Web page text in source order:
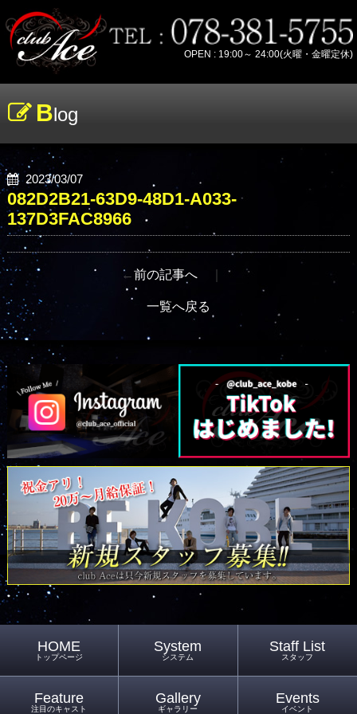
OPEN : 19:00～ 24:00(火曜・金曜定休)
Blog
2023/03/07
082D2B21-63D9-48D1-A033-
137D3FAC8966
←前の記事へ ｜
一覧へ戻る
HOME
トップページ
System
システム
Staff List
スタッフ
Feature
注目のキャスト
Gallery
ギャラリー
Events
イベント